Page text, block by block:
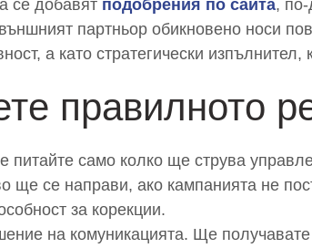
се добавят подобрения по сайта,
партньор обикновено носи
а като стратегически
правилното
питайте само колко ще струва
ще се направи, ако кампанията не
за корекции.
на комуникацията. Ще